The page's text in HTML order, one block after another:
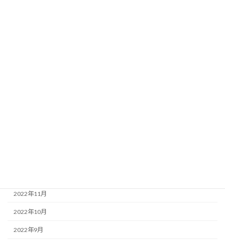
2022年11月
2022年10月
2022年9月